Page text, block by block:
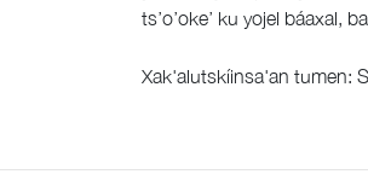
ts’o’oke’ ku yojel báaxal,
Xak'alutskíinsa'an tumen: